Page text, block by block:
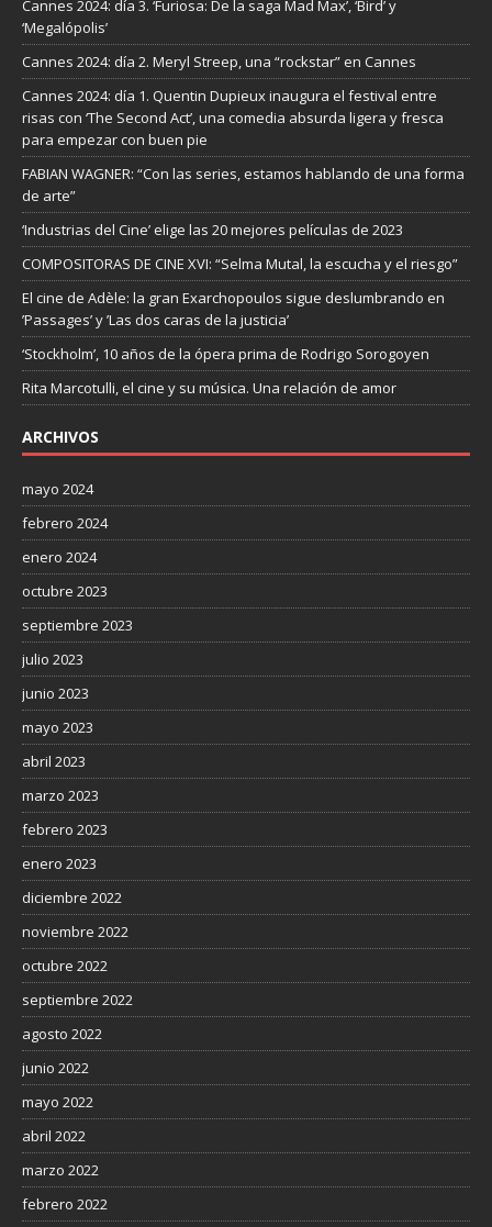
Cannes 2024: día 3. ‘Furiosa: De la saga Mad Max’, ‘Bird’ y
‘Megalópolis’
Cannes 2024: día 2. Meryl Streep, una “rockstar” en Cannes
Cannes 2024: día 1. Quentin Dupieux inaugura el festival entre
risas con ‘The Second Act’, una comedia absurda ligera y fresca
para empezar con buen pie
FABIAN WAGNER: “Con las series, estamos hablando de una forma
de arte”
‘Industrias del Cine’ elige las 20 mejores películas de 2023
COMPOSITORAS DE CINE XVI: “Selma Mutal, la escucha y el riesgo”
El cine de Adèle: la gran Exarchopoulos sigue deslumbrando en
’Passages’ y ’Las dos caras de la justicia’
‘Stockholm’, 10 años de la ópera prima de Rodrigo Sorogoyen
Rita Marcotulli, el cine y su música. Una relación de amor
ARCHIVOS
mayo 2024
febrero 2024
enero 2024
octubre 2023
septiembre 2023
julio 2023
junio 2023
mayo 2023
abril 2023
marzo 2023
febrero 2023
enero 2023
diciembre 2022
noviembre 2022
octubre 2022
septiembre 2022
agosto 2022
junio 2022
mayo 2022
abril 2022
marzo 2022
febrero 2022